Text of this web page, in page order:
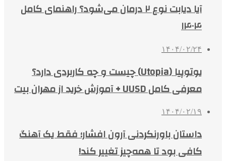
آیا دیابت نوع ۲ درمان می‌شود؟ راهنمای کامل
۱۴۰۴
۱۴۰۴/۰۲/۲۴
یوتوپیا (Utopia) چیست و چه کاربردی دارد؟
معرفی کامل UUSD + آموزش خرید از مهران بیت
۱۴۰۴/۰۲/۱۹
داستان باورنکردنی آرون افشار؛ فقط یک آهنگ
کافی بود تا همه‌چیز تغییر کند!